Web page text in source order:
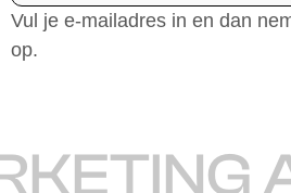
Vul je e-mailadres in en dan
op.